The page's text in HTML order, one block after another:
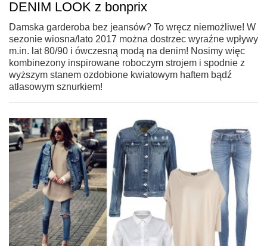
DENIM LOOK z bonprix
Damska garderoba bez jeansów? To wręcz niemożliwe! W
sezonie wiosna/lato 2017 można dostrzec wyraźne wpływy
m.in. lat 80/90 i ówczesną modą na denim! Nosimy więc
kombinezony inspirowane roboczym strojem i spodnie z
wyższym stanem ozdobione kwiatowym haftem bądź
atłasowym sznurkiem!